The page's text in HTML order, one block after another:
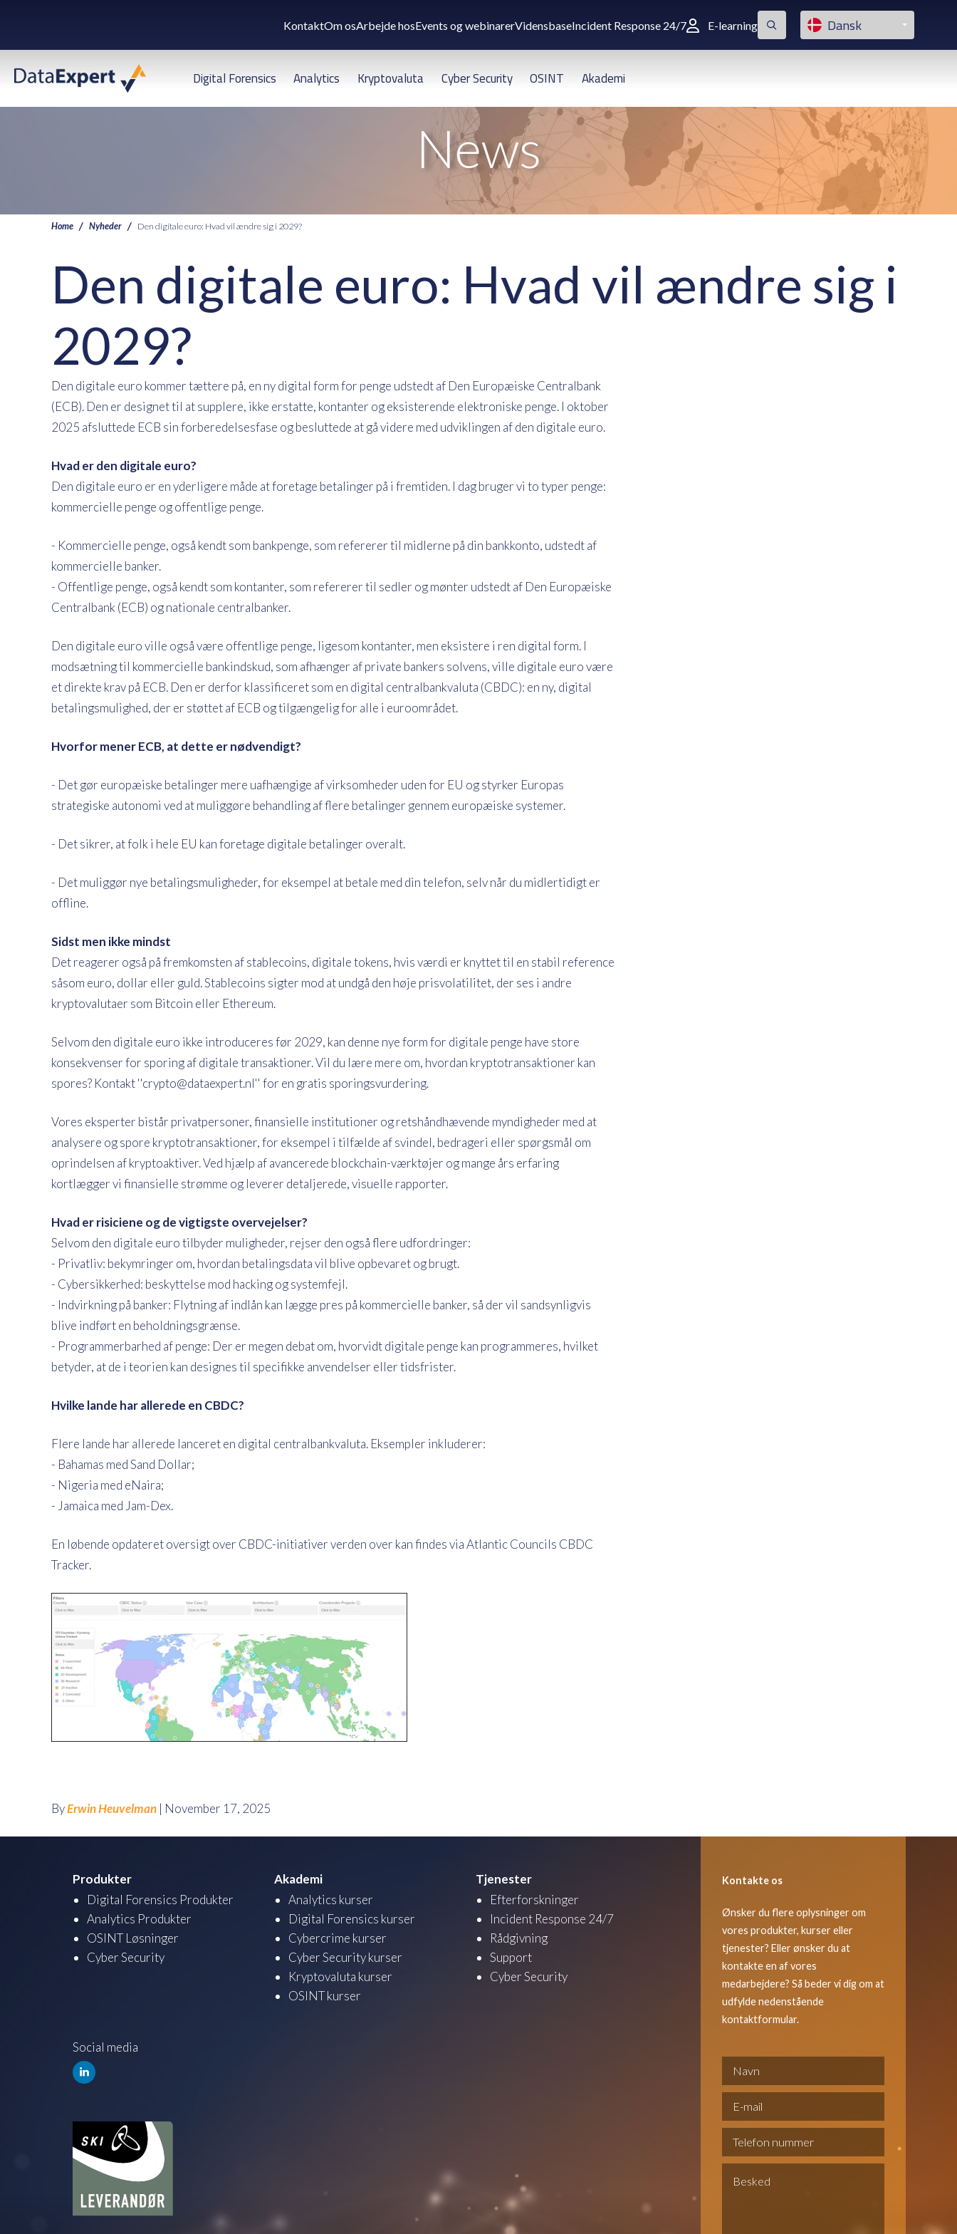
KontaktOm osArbejde hosEvents og webinarerVidensbaseIncident Response 24/7 E-learning Dansk
Digital Forensics Analytics Kryptovaluta Cyber Security OSINT Akademi
News
Home Nyheder Den digitale euro: Hvad vil ændre sig i 2029?
Den digitale euro: Hvad vil ændre sig i
2029?
Den digitale euro kommer tættere på, en ny digital form for penge udstedt af Den Europæiske Centralbank
(ECB). Den er designet til at supplere, ikke erstatte, kontanter og eksisterende elektroniske penge. I oktober
2025 afsluttede ECB sin forberedelsesfase og besluttede at gå videre med udviklingen af ​​den digitale euro.
Hvad er den digitale euro?
Den digitale euro er en yderligere måde at foretage betalinger på i fremtiden. I dag bruger vi to typer penge:
kommercielle penge og offentlige penge.
- Kommercielle penge, også kendt som bankpenge, som refererer til midlerne på din bankkonto, udstedt af
kommercielle banker.
- Offentlige penge, også kendt som kontanter, som refererer til sedler og mønter udstedt af Den Europæiske
Centralbank (ECB) og nationale centralbanker.
Den digitale euro ville også være offentlige penge, ligesom kontanter, men eksistere i ren digital form. I
modsætning til kommercielle bankindskud, som afhænger af private bankers solvens, ville digitale euro være
et direkte krav på ECB. Den er derfor klassificeret som en digital centralbankvaluta (CBDC): en ny, digital
betalingsmulighed, der er støttet af ECB og tilgængelig for alle i euroområdet.
Hvorfor mener ECB, at dette er nødvendigt?
- Det gør europæiske betalinger mere uafhængige af virksomheder uden for EU og styrker Europas
strategiske autonomi ved at muliggøre behandling af flere betalinger gennem europæiske systemer.
- Det sikrer, at folk i hele EU kan foretage digitale betalinger overalt.
- Det muliggør nye betalingsmuligheder, for eksempel at betale med din telefon, selv når du midlertidigt er
offline.
Sidst men ikke mindst
Det reagerer også på fremkomsten af ​​stablecoins, digitale tokens, hvis værdi er knyttet til en stabil reference
såsom euro, dollar eller guld. Stablecoins sigter mod at undgå den høje prisvolatilitet, der ses i andre
kryptovalutaer som Bitcoin eller Ethereum.
Selvom den digitale euro ikke introduceres før 2029, kan denne nye form for digitale penge have store
konsekvenser for sporing af digitale transaktioner. Vil du lære mere om, hvordan kryptotransaktioner kan
spores? Kontakt ''crypto@dataexpert.nl'' for en gratis sporingsvurdering.
Vores eksperter bistår privatpersoner, finansielle institutioner og retshåndhævende myndigheder med at
analysere og spore kryptotransaktioner, for eksempel i tilfælde af svindel, bedrageri eller spørgsmål om
oprindelsen af ​​kryptoaktiver. Ved hjælp af avancerede blockchain-værktøjer og mange års erfaring
kortlægger vi finansielle strømme og leverer detaljerede, visuelle rapporter.
Hvad er risiciene og de vigtigste overvejelser?
Selvom den digitale euro tilbyder muligheder, rejser den også flere udfordringer:
- Privatliv: bekymringer om, hvordan betalingsdata vil blive opbevaret og brugt.
- Cybersikkerhed: beskyttelse mod hacking og systemfejl.
- Indvirkning på banker: Flytning af indlån kan lægge pres på kommercielle banker, så der vil sandsynligvis
blive indført en beholdningsgrænse.
- Programmerbarhed af penge: Der er megen debat om, hvorvidt digitale penge kan programmeres, hvilket
betyder, at de i teorien kan designes til specifikke anvendelser eller tidsfrister.
Hvilke lande har allerede en CBDC?
Flere lande har allerede lanceret en digital centralbankvaluta. Eksempler inkluderer:
- Bahamas med Sand Dollar;
- Nigeria med eNaira;
- Jamaica med Jam-Dex.
En løbende opdateret oversigt over CBDC-initiativer verden over kan findes via Atlantic Councils CBDC
Tracker.
ByErwin Heuvelman | November 17, 2025
Produkter
Digital Forensics Produkter
Analytics Produkter
OSINT Løsninger
Cyber Security
Akademi
Analytics kurser
Digital Forensics kurser
Cybercrime kurser
Cyber Security kurser
Kryptovaluta kurser
OSINT kurser
Tjenester
Efterforskninger
Incident Response 24/7
Rådgivning
Support
Cyber Security
Social media
Kontakte os
Ønsker du flere oplysninger om
vores produkter, kurser eller
tjenester? Eller ønsker du at
kontakte en af vores
medarbejdere? Så beder vi dig om at
udfylde nedenstående
kontaktformular.